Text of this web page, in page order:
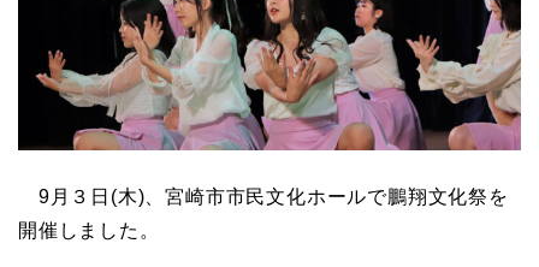
9月３日(木)、宮崎市市民文化ホールで鵬翔文化祭を
開催しました。